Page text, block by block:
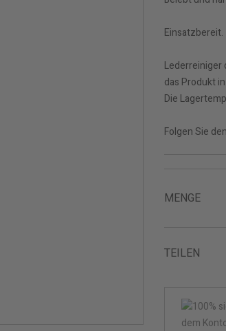
Einsatzbereit.
Lederreiniger
das Produkt
Die
Folgen Sie
MENGE
TEILEN